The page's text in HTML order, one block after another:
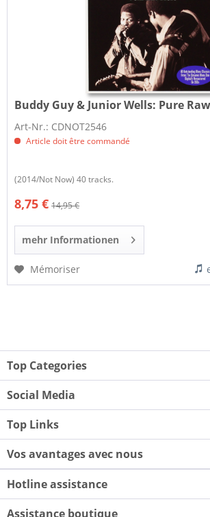
Buddy Guy & Junior Wells: Pure
Art-Nr.: CDNOT2546
Article doit être commandé
(2014/Not Now) 40 tracks.
8,75 € 14,95 €
mehr Informationen
Mémoriser
Top Categories
Social Media
Top Links
Vos avantages avec nous
Hotline assistance
Assistance boutique